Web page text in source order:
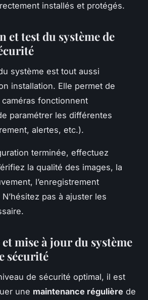
installés et protégés.
et test du système de
système est tout aussi
installation. Elle permet de
caméras fonctionnent
paramétrer les différentes
alertes, etc.).
terminée, effectuez
la qualité des images, la
l’enregistrement
pas à ajuster les
mise à jour du système
sécurité
de sécurité optimal, il est
une maintenance régulière de